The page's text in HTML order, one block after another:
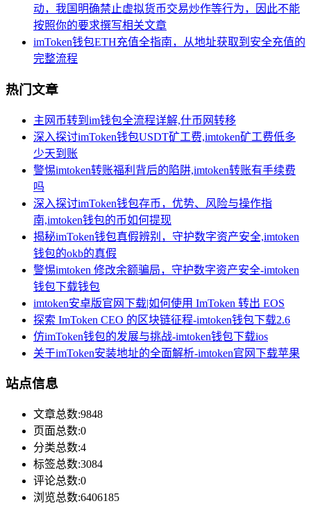
动，我国明确禁止虚拟货币交易炒作等行为，因此不能
按照你的要求撰写相关文章
imToken钱包ETH充值全指南，从地址获取到安全充值的
完整流程
热门文章
主网币转到im钱包全流程详解,什币网转移
深入探讨imToken钱包USDT矿工费,imtoken矿工费低多
少天到账
警惕imtoken转账福利背后的陷阱,imtoken转账有手续费
吗
深入探讨imToken钱包存币，优势、风险与操作指
南,imtoken钱包的币如何提现
揭秘imToken钱包真假辨别，守护数字资产安全,imtoken
钱包的okb的真假
警惕imtoken 修改余额骗局，守护数字资产安全-imtoken
钱包下载钱包
imtoken安卓版官网下载|如何使用 ImToken 转出 EOS
探索 ImToken CEO 的区块链征程-imtoken钱包下载2.6
仿imToken钱包的发展与挑战-imtoken钱包下载ios
关于imToken安装地址的全面解析-imtoken官网下载苹果
站点信息
文章总数:9848
页面总数:0
分类总数:4
标签总数:3084
评论总数:0
浏览总数:6406185